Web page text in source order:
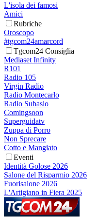
L'isola dei famosi
Amici
Rubriche
Oroscopo
#tgcom24amarcord
Tgcom24 Consiglia
Mediaset Infinity
R101
Radio 105
Virgin Radio
Radio Montecarlo
Radio Subasio
Comingsoon
Superguidatv
Zuppa di Porro
Non Sprecare
Cotto e Mangiato
Eventi
Identità Golose 2026
Salone del Risparmio 2026
Fuorisalone 2026
L'Artigiano in Fiera 2025